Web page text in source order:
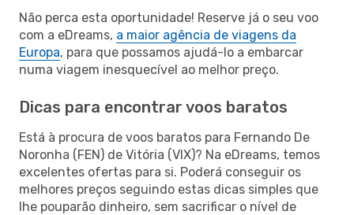
Não perca esta oportunidade! Reserve já o seu voo
com a eDreams, a maior agência de viagens da
Europa, para que possamos ajudá-lo a embarcar
numa viagem inesquecível ao melhor preço.
Dicas para encontrar voos baratos
Está à procura de voos baratos para Fernando De
Noronha (FEN) de Vitória (VIX)? Na eDreams, temos
excelentes ofertas para si. Poderá conseguir os
melhores preços seguindo estas dicas simples que
lhe pouparão dinheiro, sem sacrificar o nível de